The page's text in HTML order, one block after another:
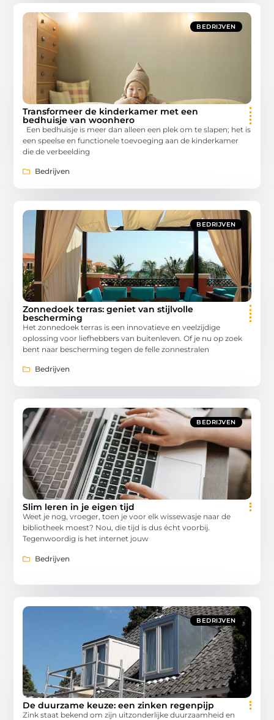
BEDRIJVEN
Transformeer de kinderkamer met een
bedhuisje van woonhero
Een bedhuisje is meer dan alleen een plek om te slapen; het is
een speelse en functionele toevoeging aan de kinderkamer
die de verbeelding
Bedrijven
BEDRIJVEN
Zonnedoek terras: geniet van stijlvolle
bescherming
Het zonnedoek terras is een innovatieve en veelzijdige
oplossing voor liefhebbers van buitenleven. Of je nu op zoek
bent naar bescherming tegen de felle zonnestralen
Bedrijven
BEDRIJVEN
Slim leren in je eigen tijd
Weet je nog, vroeger, toen je voor elk wissewasje naar de
bibliotheek moest? Nou, die tijd is dus écht voorbij.
Tegenwoordig is het internet jouw
Bedrijven
BEDRIJVEN
De duurzame keuze: een zinken regenpijp
Zink staat bekend om zijn uitzonderlijke duurzaamheid en